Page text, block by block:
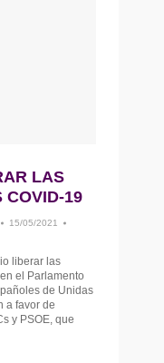
LAS
COVID-19
15/05/2021
liberar las
el Parlamento
de Unidas
a favor de
y PSOE, que